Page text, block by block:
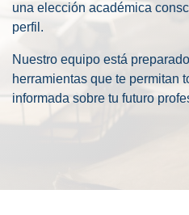
una elección académica
perfil.
Nuestro equipo está
herramientas que te permitan
informada sobre tu futuro